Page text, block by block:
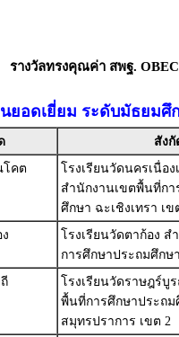
รางวัลทรงคุณค่า สพฐ.
ยอดเยี่ยม ระดับมัธยม
สังกั
โคต
โรงเรียนวัดนครเนื่อ
สำนักงานเขตพื้นที่กา
ศึกษา ฉะเชิงเทรา เข
โรงเรียนวัดตาก้อง
การศึกษาประถมศึกษ
โรงเรียนวัดราษฎร์บู
พื้นที่การศึกษาประถม
สมุทรปราการ เขต 2